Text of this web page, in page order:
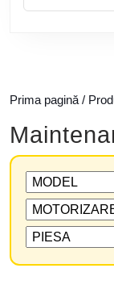
Prima pagină /